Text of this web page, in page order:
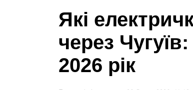
Які
через
2026 рік